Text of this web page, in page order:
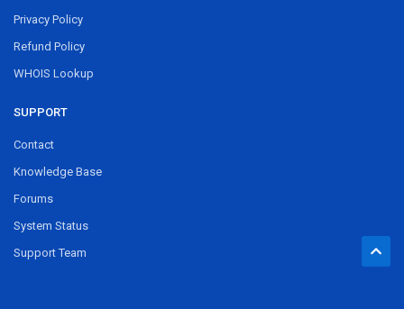
Privacy Policy
Refund Policy
WHOIS Lookup
SUPPORT
Contact
Knowledge Base
Forums
System Status
Support Team